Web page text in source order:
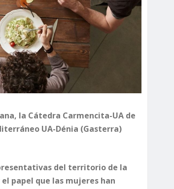
la Cátedra Carmencita-UA de
UA-Dénia (Gasterra)
del territorio de la
papel que las mujeres han